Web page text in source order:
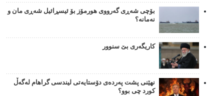
بۆچی شەڕی گەرووی هورمۆز بۆ ئیسڕائیل شەڕی مان و
نەمانە؟
کاریگەری بێ سنوور
نهێنی پشت پەردەی دۆستایەتی لیندسی گراهام لەگەڵ
کورد چی بوو؟